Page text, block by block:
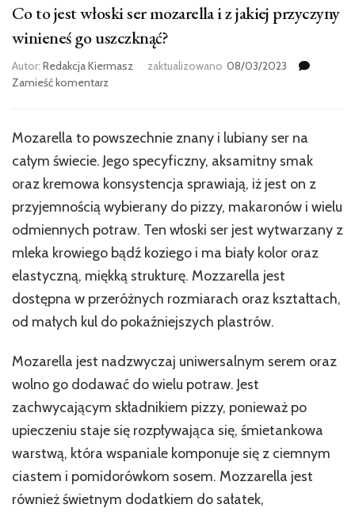
Co to jest włoski ser mozarella i z jakiej przyczyny
winieneś go uszczknąć?
Autor: Redakcja Kiermasz zaktualizowano 08/03/2023
Zamieść komentarzwe
włoski
ser
mozarella
i
z
jakiej
przyczyny
winieneś
go
uszczknąć?
Mozarella to powszechnie znany i lubiany ser na
całym świecie. Jego specyficzny, aksamitny smak
oraz kremowa konsystencja sprawiają, iż jest on z
przyjemnością wybierany do pizzy, makaronów i wielu
odmiennych potraw. Ten włoski ser jest wytwarzany z
mleka krowiego bądź koziego i ma biały kolor oraz
elastyczną, miękką strukturę. Mozzarella jest
dostępna w przeróżnych rozmiarach oraz kształtach,
od małych kul do pokaźniejszych plastrów.
Mozarella jest nadzwyczaj uniwersalnym serem oraz
wolno go dodawać do wielu potraw. Jest
zachwycającym składnikiem pizzy, ponieważ po
upieczeniu staje się rozpływająca się, śmietankowa
warstwą, która wspaniale komponuje się z ciemnym
ciastem i pomidorówkom sosem. Mozzarella jest
również świetnym dodatkiem do sałatek,